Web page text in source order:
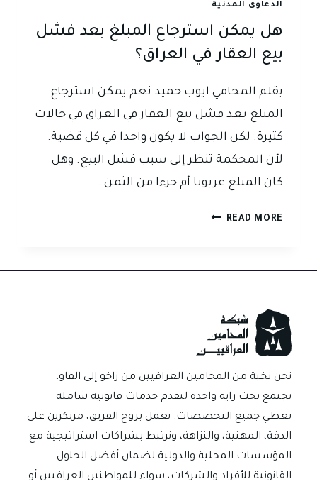
الدعاوى المدنية
هل يمكن استرجاع المبلغ بعد فشل
بيع العقار في العراق؟
بقلم المحامي ايوب حميد نعم يمكن استرجاع
المبلغ بعد فشل بيع العقار في العراق في حالات
كثيرة. لكن الجواب لا يكون واحدا في كل قضية.
لأن المحكمة تنظر إلى سبب فشل البيع. وهل
كان المبلغ عربونا أم جزءا من الثمن….
READ MORE هل
المبلغ
بيع
العقار
في
العراق؟
نحن نخبة من المحامين العراقيين من زاخو إلى الفاو،
نجتمع تحت راية واحدة لنقدم خدمات قانونية شاملة
تغطي جميع التخصصات. نعمل بروح الفريق، مرتكزين على
الدقة، المهنية، والنزاهة، ونرتبط بشراكات استراتيجية مع
المؤسسات المحلية والدولية لضمان أفضل الحلول
القانونية للأفراد والشركات، سواء للمواطنين العراقيين أو